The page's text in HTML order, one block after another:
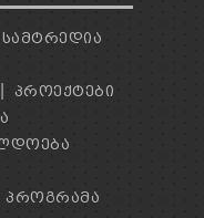
ᲡᲐᲛᲢᲠᲔᲓᲘᲐ
ᲞᲠᲝᲔᲥᲢᲔᲑᲘ
ᲞᲠᲝᲒᲠᲐᲛᲐ